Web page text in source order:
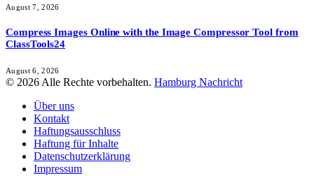
August 7, 2026
Compress Images Online with the Image Compressor Tool from
ClassTools24
August 6, 2026
© 2026 Alle Rechte vorbehalten. Hamburg Nachricht
Über uns
Kontakt
Haftungsausschluss
Haftung für Inhalte
Datenschutzerklärung
Impressum